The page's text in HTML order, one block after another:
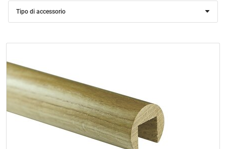
Tipo di accessorio